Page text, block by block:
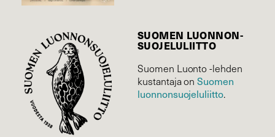
SUOMEN LUONNON­
SUOJELU­LIITTO
Suomen Luonto -lehden
kustantaja onSuomen
luonnonsuojelu­liitto.